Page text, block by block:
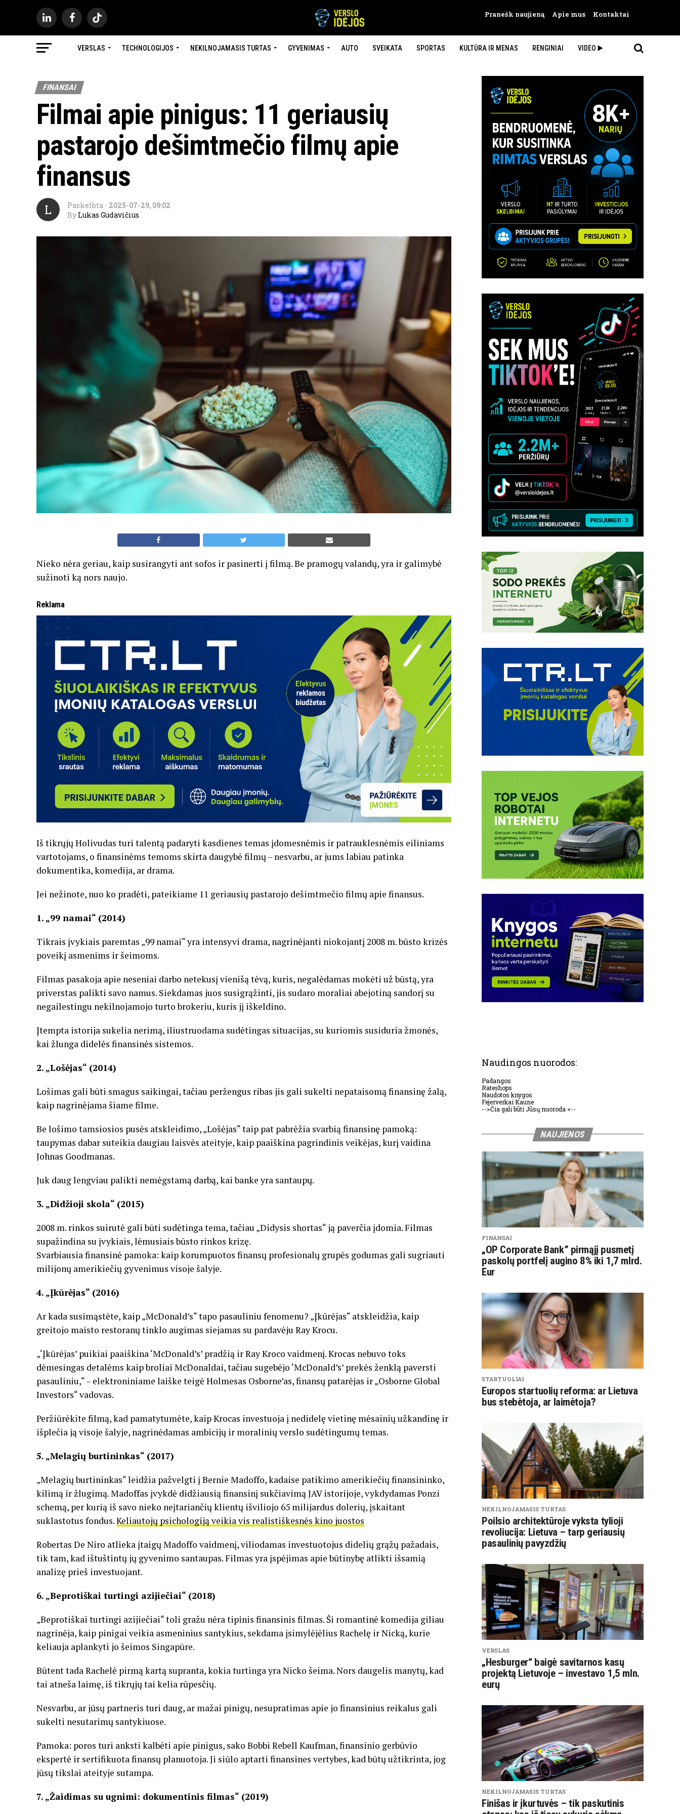
Pranešk naujieną Apie mus Kontaktai
VERSLAS TECHNOLOGIJOS NEKILNOJAMASIS TURTAS GYVENIMAS AUTO SVEIKATA SPORTAS KULTŪRA IR MENAS RENGINIAI VIDEO ▶️
FINANSAI
Filmai apie pinigus: 11 geriausių
pastarojo dešimtmečio filmų apie
finansus
L Paskelbta - 2025-07-29, 09:02
By Lukas Gudavičius
Nieko nėra geriau, kaip susirangyti ant sofos ir pasinerti į filmą. Be pramogų valandų, yra ir galimybė
sužinoti ką nors naujo.
Reklama
Iš tikrųjų Holivudas turi talentą padaryti kasdienes temas įdomesnėmis ir patrauklesnėmis eiliniams
vartotojams, o finansinėms temoms skirta daugybė filmų – nesvarbu, ar jums labiau patinka
dokumentika, komedija, ar drama.
Jei nežinote, nuo ko pradėti, pateikiame 11 geriausių pastarojo dešimtmečio filmų apie finansus.
1. „99 namai“ (2014)
Tikrais įvykiais paremtas „99 namai“ yra intensyvi drama, nagrinėjanti niokojantį 2008 m. būsto krizės
poveikį asmenims ir šeimoms.
Filmas pasakoja apie neseniai darbo netekusį vienišą tėvą, kuris, negalėdamas mokėti už būstą, yra
priverstas palikti savo namus. Siekdamas juos susigrąžinti, jis sudaro moraliai abejotiną sandorį su
negailestingu nekilnojamojo turto brokeriu, kuris jį iškeldino.
Įtempta istorija sukelia nerimą, iliustruodama sudėtingas situacijas, su kuriomis susiduria žmonės,
kai žlunga didelės finansinės sistemos.
2. „Lošėjas“ (2014)
Lošimas gali būti smagus saikingai, tačiau peržengus ribas jis gali sukelti nepataisomą finansinę žalą,
kaip nagrinėjama šiame filme.
Be lošimo tamsiosios pusės atskleidimo, „Lošėjas“ taip pat pabrėžia svarbią finansinę pamoką:
taupymas dabar suteikia daugiau laisvės ateityje, kaip paaiškina pagrindinis veikėjas, kurį vaidina
Johnas Goodmanas.
Juk daug lengviau palikti nemėgstamą darbą, kai banke yra santaupų.
3. „Didžioji skola“ (2015)
2008 m. rinkos suirutė gali būti sudėtinga tema, tačiau „Didysis shortas“ ją paverčia įdomia. Filmas
supažindina su įvykiais, lėmusiais būsto rinkos krizę.
Svarbiausia finansinė pamoka: kaip korumpuotos finansų profesionalų grupės godumas gali sugriauti
milijonų amerikiečių gyvenimus visoje šalyje.
4. „Įkūrėjas“ (2016)
Ar kada susimąstėte, kaip „McDonald’s“ tapo pasauliniu fenomenu? „Įkūrėjas“ atskleidžia, kaip
greitojo maisto restoranų tinklo augimas siejamas su pardavėju Ray Krocu.
„‘Įkūrėjas’ puikiai paaiškina ‘McDonald’s’ pradžią ir Ray Kroco vaidmenį. Krocas nebuvo toks
dėmesingas detalėms kaip broliai McDonaldai, tačiau sugebėjo ‘McDonald’s’ prekės ženklą paversti
pasauliniu,“ – elektroniniame laiške teigė Holmesas Osborne’as, finansų patarėjas ir „Osborne Global
Investors“ vadovas.
Peržiūrėkite filmą, kad pamatytumėte, kaip Krocas investuoja į nedidelę vietinę mėsainių užkandinę ir
išplečia ją visoje šalyje, nagrinėdamas ambicijų ir moralinių verslo sudėtingumų temas.
5. „Melagių burtininkas“ (2017)
„Melagių burtininkas“ leidžia pažvelgti į Bernie Madoffo, kadaise patikimo amerikiečių finansininko,
kilimą ir žlugimą. Madoffas įvykdė didžiausią finansinį sukčiavimą JAV istorijoje, vykdydamas Ponzi
schemą, per kurią iš savo nieko neįtariančių klientų išviliojo 65 milijardus dolerių, įskaitant
suklastotus fondus.Keliautojų psichologiją veikia vis realistiškesnės kino juostos
Robertas De Niro atlieka įtaigų Madoffo vaidmenį, viliodamas investuotojus didelių grąžų pažadais,
tik tam, kad ištuštintų jų gyvenimo santaupas. Filmas yra įspėjimas apie būtinybę atlikti išsamią
analizę prieš investuojant.
6. „Beprotiškai turtingi azijiečiai“ (2018)
„Beprotiškai turtingi azijiečiai“ toli gražu nėra tipinis finansinis filmas. Ši romantinė komedija giliau
nagrinėja, kaip pinigai veikia asmeninius santykius, sekdama įsimylėjėlius Rachelę ir Nicką, kurie
keliauja aplankyti jo šeimos Singapūre.
Būtent tada Rachelė pirmą kartą supranta, kokia turtinga yra Nicko šeima. Nors daugelis manytų, kad
tai atneša laimę, iš tikrųjų tai kelia rūpesčių.
Nesvarbu, ar jūsų partneris turi daug, ar mažai pinigų, nesupratimas apie jo finansinius reikalus gali
sukelti nesutarimų santykiuose.
Pamoka: poros turi anksti kalbėti apie pinigus, sako Bobbi Rebell Kaufman, finansinio gerbūvio
ekspertė ir sertifikuota finansų planuotoja. Ji siūlo aptarti finansines vertybes, kad būtų užtikrinta, jog
jūsų tikslai ateityje sutampa.
7. „Žaidimas su ugnimi: dokumentinis filmas“ (2019)
Naudingos nuorodos:
Padangos
Rateshops
Naudotos knygos
Fejerverkai Kaune
-->Čia gali būti Jūsų nuoroda <--
NAUJIENOS
FINANSAI
„OP Corporate Bank” pirmąjį pusmetį
paskolų portfelį augino 8% iki 1,7 mlrd.
Eur
STARTUOLIAI
Europos startuolių reforma: ar Lietuva
bus stebėtoja, ar laimėtoja?
NEKILNOJAMASIS TURTAS
Poilsio architektūroje vyksta tylioji
revoliucija: Lietuva – tarp geriausių
pasaulinių pavyzdžių
VERSLAS
„Hesburger“ baigė savitarnos kasų
projektą Lietuvoje – investavo 1,5 mln.
eurų
NEKILNOJAMASIS TURTAS
Finišas ir įkurtuvės – tik paskutinis